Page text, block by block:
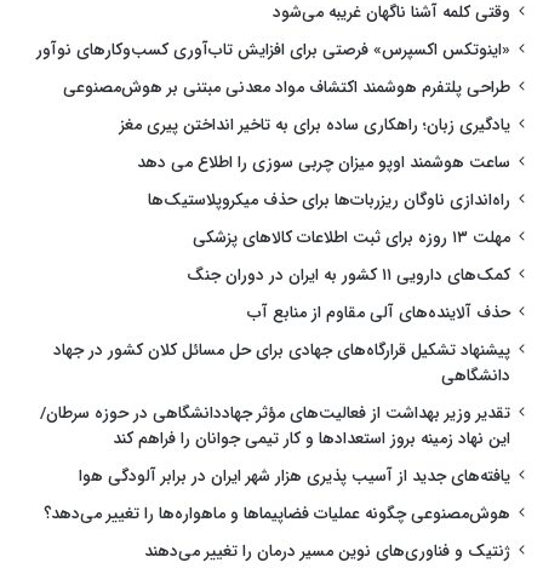
وقتی کلمه آشنا ناگهان غریبه می‌شود
«اینوتکس اکسپرس» فرصتی برای افزایش تاب‌آوری کسب‌وکارهای نوآور
طراحی پلتفرم هوشمند اکتشاف مواد معدنی مبتنی بر هوش‌مصنوعی
یادگیری زبان؛ راهکاری ساده برای به تاخیر انداختن پیری مغز
ساعت هوشمند اوپو میزان چربی سوزی را اطلاع می دهد
راه‌اندازی ناوگان ریزربات‌ها برای حذف میکروپلاستیک‌ها
مهلت ۱۳ روزه برای ثبت اطلاعات کالاهای پزشکی
کمک‌های دارویی ۱۱ کشور به ایران در دوران جنگ
حذف آلاینده‌های آلی مقاوم از منابع آب
پیشنهاد تشکیل قرارگاه‌های جهادی برای حل مسائل کلان کشور در جهاد
دانشگاهی
تقدیر وزیر بهداشت از فعالیت‌های مؤثر جهاددانشگاهی در حوزه سرطان/
این نهاد زمینه بروز استعدادها و کار تیمی جوانان را فراهم کند
یافته‌های جدید از آسیب پذیری هزار شهر ایران در برابر آلودگی هوا
هوش‌مصنوعی چگونه عملیات فضاپیماها و ماهواره‌ها را تغییر می‌دهد؟
ژنتیک و فناوری‌های نوین مسیر درمان را تغییر می‌دهند